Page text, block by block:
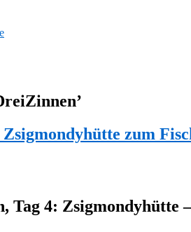
’
zum
4: Zsigmondyhütte